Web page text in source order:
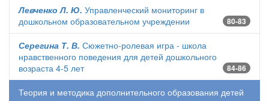
Левченко Л. Ю. Управленческий мониторинг в
дошкольном образовательном учреждении
80-83
Серегина Т. В. Сюжетно-ролевая игра - школа
нравственного поведения для детей дошкольного
возраста 4-5 лет
84-86
Теория и методика дополнительного образования детей